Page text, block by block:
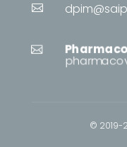


© 2019-